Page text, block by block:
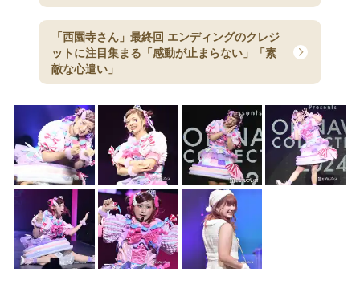
「西園寺さん」最終回 エンディングのクレジ
ットに注目集まる「感動が止まらない」「素
敵な心遣い」